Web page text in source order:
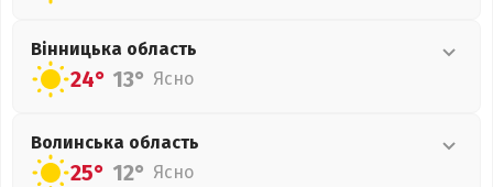
Вінницька область
24° 13° Ясно
Волинська область
25° 12° Ясно